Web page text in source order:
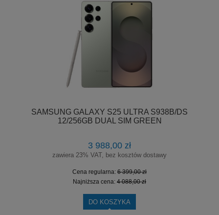
SAMSUNG GALAXY S25 ULTRA S938B/DS
12/256GB DUAL SIM GREEN
3 988,00 zł
zawiera 23% VAT, bez kosztów dostawy
Cena regularna: 6 399,00 zł
Najniższa cena: 4 088,00 zł
DO KOSZYKA